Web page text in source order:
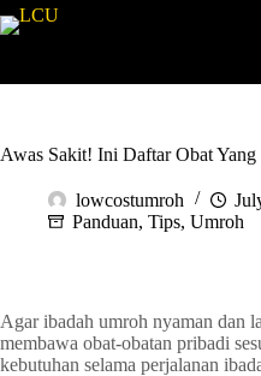
Awas Sakit! Ini Daftar Obat
lowcostumroh
Panduan, Tips, Umroh
Agar ibadah umroh nyaman dan
membawa obat-obatan pribadi
kebutuhan selama perjalanan